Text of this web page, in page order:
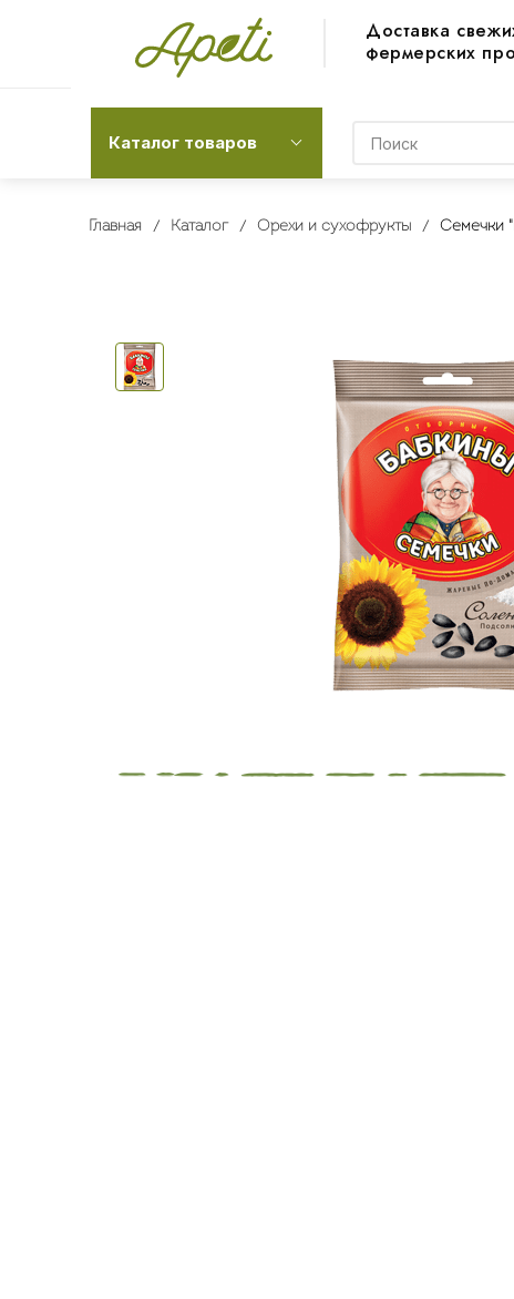
Доставка
фермерских
Каталог товаров
Главная Каталог Орехи и сухофрукты Семечки